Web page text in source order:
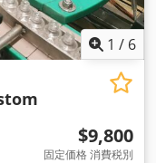
1 / 6
$9,800
固定価格 消費税別